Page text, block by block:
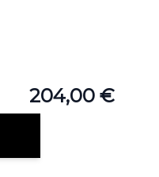
204,00 €